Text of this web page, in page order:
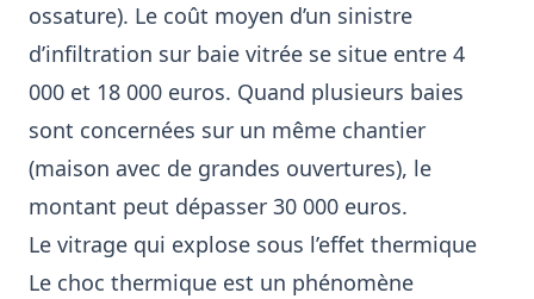
ossature). Le coût moyen d’un sinistre
d’infiltration sur baie vitrée se situe entre 4
000 et 18 000 euros. Quand plusieurs baies
sont concernées sur un même chantier
(maison avec de grandes ouvertures), le
montant peut dépasser 30 000 euros.
Le vitrage qui explose sous l’effet thermique
Le choc thermique est un phénomène